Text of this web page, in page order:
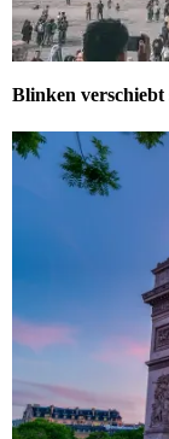
Blinken verschiebt